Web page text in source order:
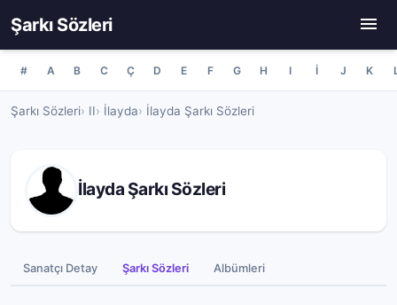
Şarkı Sözleri
# A B C Ç D E F G H I İ J K
Şarkı Sözleri II İlayda İlayda Şarkı Sözleri
İlayda Şarkı Sözleri
Sanatçı Detay Şarkı Sözleri Albümleri